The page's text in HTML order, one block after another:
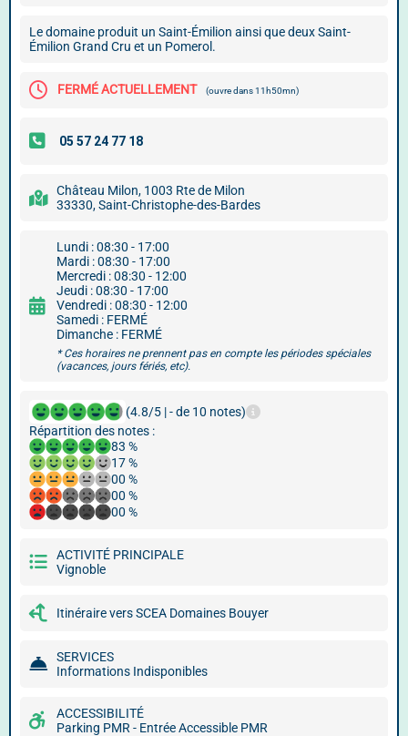
Le domaine produit un Saint-Émilion ainsi que deux Saint-
Émilion Grand Cru et un Pomerol.
FERMÉ ACTUELLEMENT (ouvre dans 11h50mn)
Château Milon, 1003 Rte de Milon
33330, Saint-Christophe-des-Bardes
Lundi : 08:30 - 17:00
Mardi : 08:30 - 17:00
Mercredi : 08:30 - 12:00
Jeudi : 08:30 - 17:00
Vendredi : 08:30 - 12:00
Samedi : FERMÉ
Dimanche : FERMÉ
* Ces horaires ne prennent pas en compte les périodes spéciales
(vacances, jours fériés, etc).
(4.8/5 | - de 10 notes)
Répartition des notes :
83 %
17 %
00 %
00 %
00 %
ACTIVITÉ PRINCIPALE
Vignoble
Itinéraire vers SCEA Domaines Bouyer
SERVICES
Informations Indisponibles
ACCESSIBILITÉ
Parking PMR - Entrée Accessible PMR